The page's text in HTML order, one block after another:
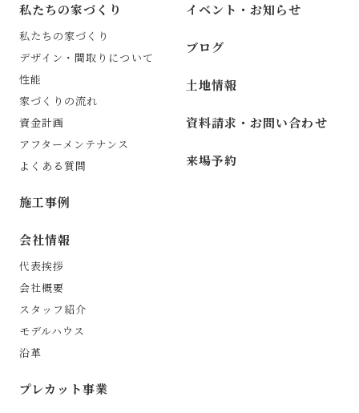
私たちの家づくり
私たちの家づくり
デザイン・間取りについて
性能
家づくりの流れ
資金計画
アフターメンテナンス
よくある質問
施工事例
イベント・お知らせ
ブログ
土地情報
資料請求・お問い合わせ
来場予約
会社情報
代表挨拶
会社概要
スタッフ紹介
モデルハウス
沿革
プレカット事業